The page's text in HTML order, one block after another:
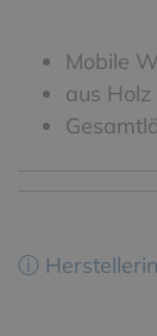
Mobile
aus Holz
ⓘ